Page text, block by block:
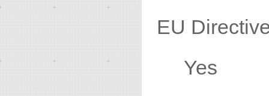
EU
Yes